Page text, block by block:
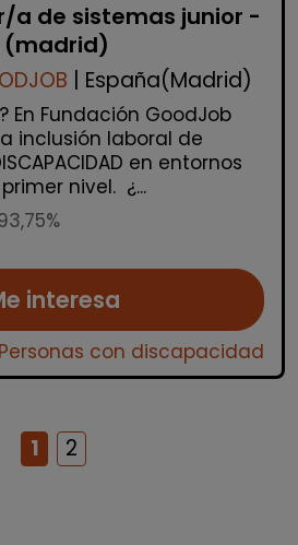
a de sistemas junior -
| España(Madrid)
En Fundación GoodJob
inclusión laboral de
en entornos
nivel. ¿...
interesa
Personas con discapacidad
1 2